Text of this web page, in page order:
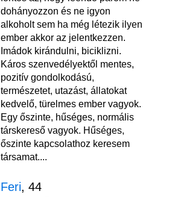
dohányozzon és ne igyon
alkoholt sem ha még létezik ilyen
ember akkor az jelentkezzen.
Imádok kirándulni, biciklizni.
Káros szenvedélyektől mentes,
pozitív gondolkodású,
természetet, utazást, állatokat
kedvelő, türelmes ember vagyok.
Egy őszinte, hűséges, normális
társkereső vagyok. Hűséges,
őszinte kapcsolathoz keresem
társamat....
Feri, 44